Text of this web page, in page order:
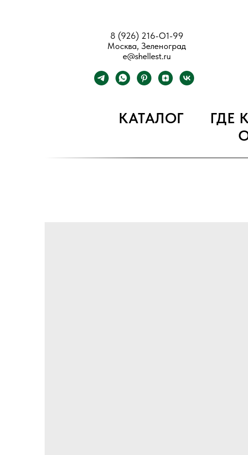
8 (926) 216-О1-99
Москва, Зеленоград
e@shellest.ru
КАТАЛОГ ГДЕ